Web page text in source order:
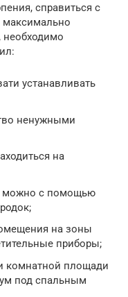
справиться с
необходимо
устанавливать
ненужными
на
можно с помощью
на зоны
приборы;
комнатной площади
под спальным